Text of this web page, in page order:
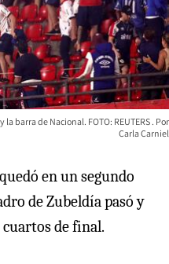
barra de Nacional. FOTO: REUTERS
Carla Carniel
en un segundo
de Zubeldía pasó y
de final.